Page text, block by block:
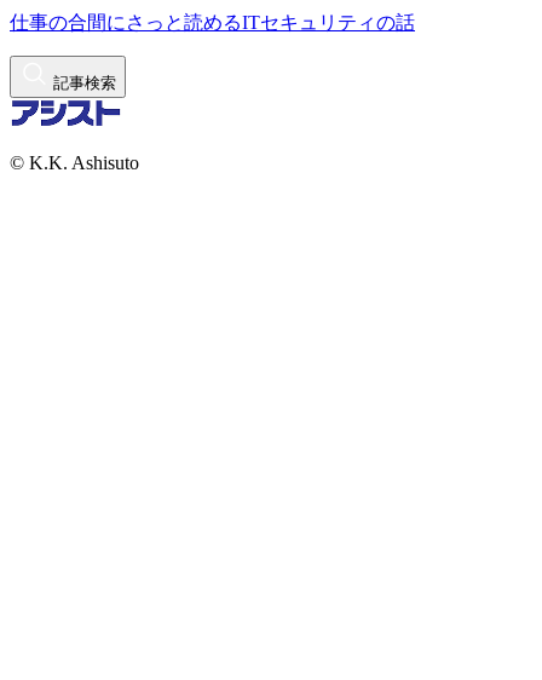
仕事の合間にさっと読めるITセキュリティの話
記事検索
© K.K. Ashisuto